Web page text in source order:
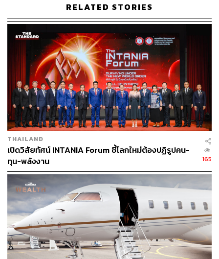
Official Lineคลิกhttps://lin.ee/xfPbXUP
สามารถติดตาม THE STANDARD WEALTH
ผ่านแอปพลิเคชันต่างๆ ที่คุณสะดวกหรือใช้งานอยู่แล้วได้เลย
TAGS: ธนาคารกสิกรไทย การลงทุน การเงิน
KAsset
หุ้น
158
ABOUT THE AUTHOR
RELATED STORIES
THAILAND
เปิดวิสัยทัศน์ INTANIA Forum ชี้โลกใหม่ต้องปฏิรูปคน-
ทุน-พลังงาน
165